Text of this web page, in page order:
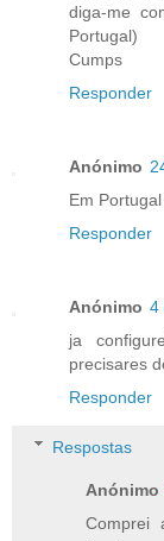
diga-me
Portugal)
Cumps
Responder
Anónimo
Em
Responder
Anónimo 4
ja
precisares
Responder
Respostas
Anónimo
Comprei